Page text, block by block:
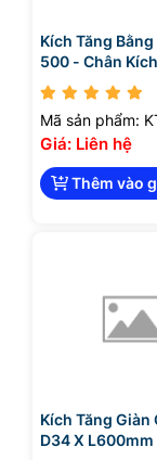
Kích Tăng Bằng
500 - Chân
D34
Mã sản phẩm:
Giá: Liên hệ
Thêm vào
Kích Tăng Giàn
D34 X L600mm